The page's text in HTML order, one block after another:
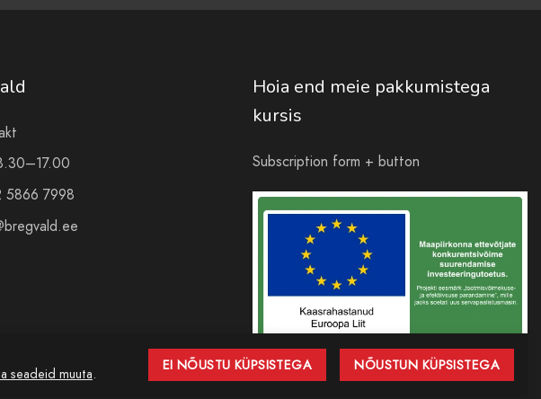
seadeid muuta. EI NÕUSTU KÜPSISTEGA NÕUSTUN KÜPSISTEGA
5866 7998
Hoia end meie pakkumistega
kursis
Subscription form + button